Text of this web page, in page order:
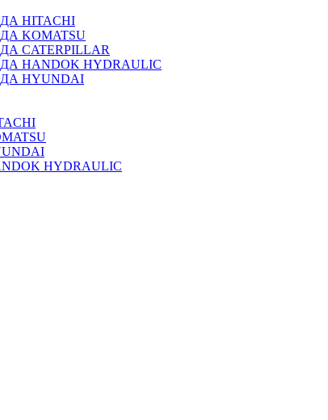
HITACHI
KOMATSU
CATERPILLAR
HANDOK HYDRAULIC
HYUNDAI
HYDRAULIC